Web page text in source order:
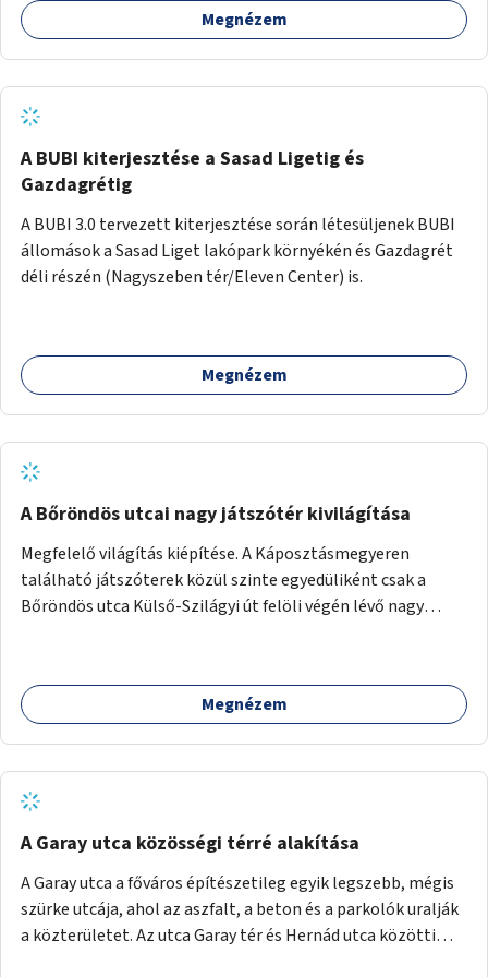
barátságosabbá és zöldebbé lehetne tenni a megállókat.
Megnézem
A BUBI kiterjesztése a Sasad Ligetig és
Gazdagrétig
A BUBI 3.0 tervezett kiterjesztése során létesüljenek BUBI
állomások a Sasad Liget lakópark környékén és Gazdagrét
déli részén (Nagyszeben tér/Eleven Center) is.
Megnézem
A Bőröndös utcai nagy játszótér kivilágítása
Megfelelő világítás kiépítése. A Káposztásmegyeren
található játszóterek közül szinte egyedüliként csak a
Bőröndös utca Külső-Szilágyi út felöli végén lévő nagy
Megnézem
A Garay utca közösségi térré alakítása
A Garay utca a főváros építészetileg egyik legszebb, mégis
szürke utcája, ahol az aszfalt, a beton és a parkolók uralják
a közterületet. Az utca Garay tér és Hernád utca közötti